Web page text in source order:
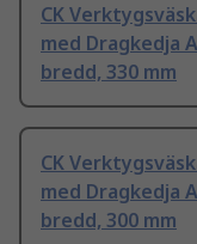
CK
med Dragkedja
bredd, 330 mm
CK
med Dragkedja
bredd, 300 mm